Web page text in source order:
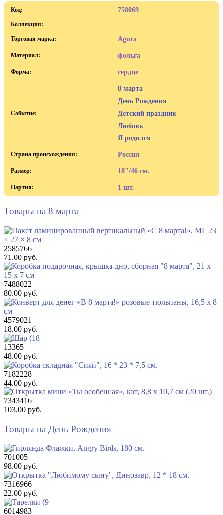
Код: 758069
Коллекция:
Торговая марка: Agura
Материал: фольга
Форма: сердце
Событие:
8 марта
День Рождения
Детский праздник
Любовь
Я родился
Страна происхождения: Россия
Размер: 18"/46 см.
Партия: 1 шт.
Товары на 8 марта
2585766
71.00 руб.
7488022
80.00 руб.
4579021
18.00 руб.
13365
48.00 руб.
7182228
44.00 руб.
7343416
103.00 руб.
Товары на День Рождения
701005
98.00 руб.
7316966
22.00 руб.
6014983